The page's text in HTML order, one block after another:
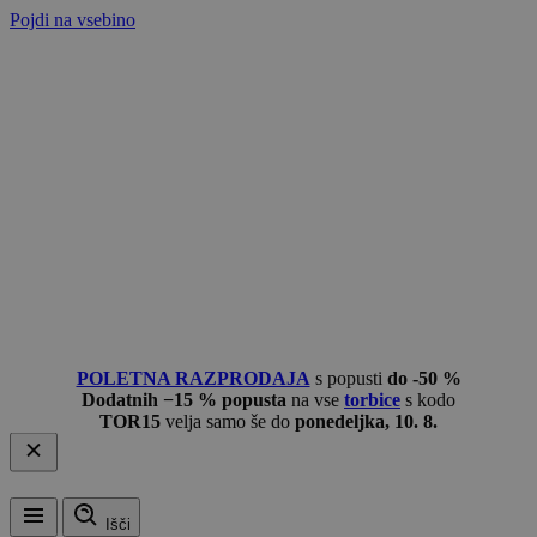
Pojdi na vsebino
POLETNA RAZPRODAJA s popusti do -50 %
Dodatnih −15 % popusta na vse torbice s kodo
TOR15 velja samo še do ponedeljka, 10. 8.
Išči